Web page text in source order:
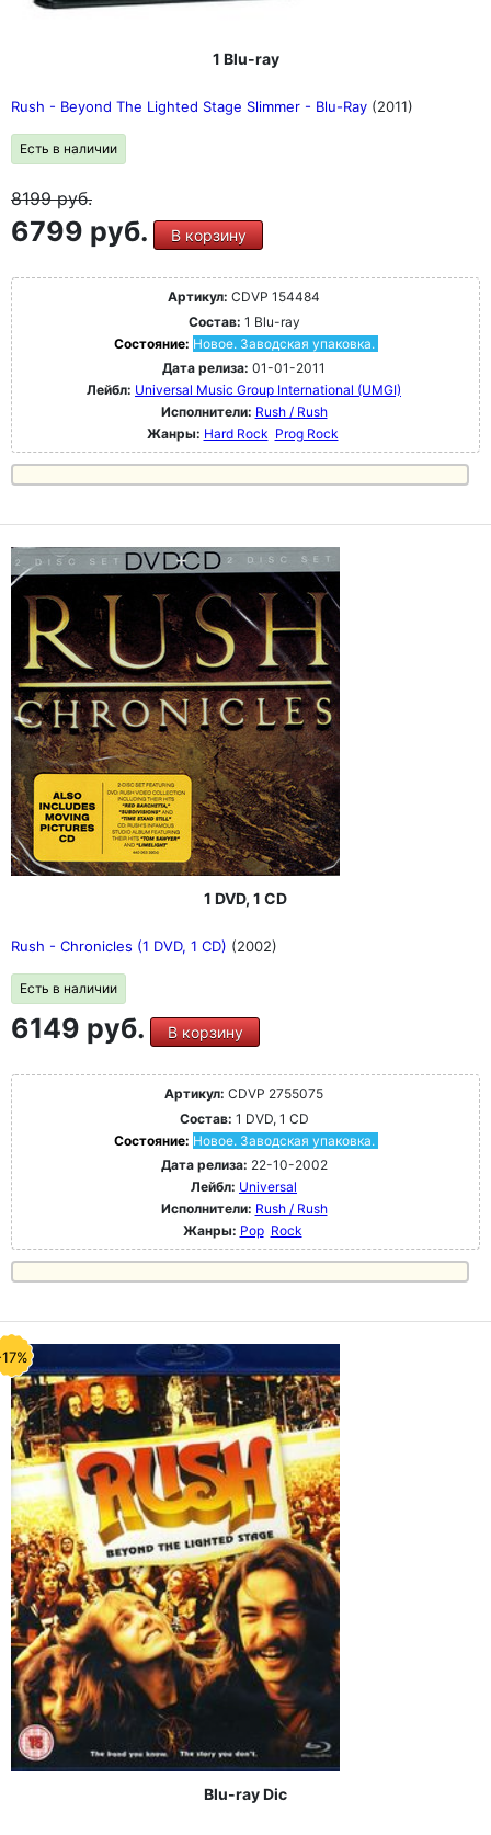
1 Blu-ray
Rush - Beyond The Lighted Stage Slimmer - Blu-Ray (2011)
Есть в наличии
8199руб.
6799 руб. В корзину
Артикул: CDVP 154484
Состав: 1 Blu-ray
Состояние: Новое. Заводская упаковка.
Дата релиза: 01-01-2011
Лейбл: Universal Music Group International (UMGI)
Исполнители: Rush / Rush
Жанры: Hard Rock Prog Rock
1 DVD, 1 CD
Rush - Chronicles (1 DVD, 1 CD) (2002)
Есть в наличии
6149 руб. В корзину
Артикул: CDVP 2755075
Состав: 1 DVD, 1 CD
Состояние: Новое. Заводская упаковка.
Дата релиза: 22-10-2002
Лейбл: Universal
Исполнители: Rush / Rush
Жанры: Pop Rock
Blu-ray Dic